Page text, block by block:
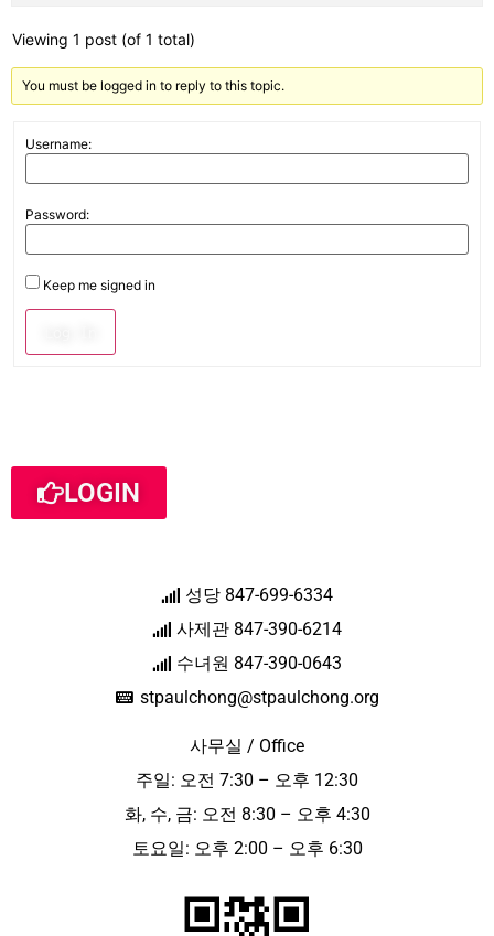
Viewing 1 post (of 1 total)
You must be logged in to reply to this topic.
Username:
Password:
Keep me signed in
LOGIN
성당 847-699-6334
사제관 847-390-6214
수녀원 847-390-0643
stpaulchong@stpaulchong.org
사무실 / Office
주일: 오전 7:30 – 오후 12:30
화, 수, 금: 오전 8:30 – 오후 4:30
토요일: 오후 2:00 – 오후 6:30